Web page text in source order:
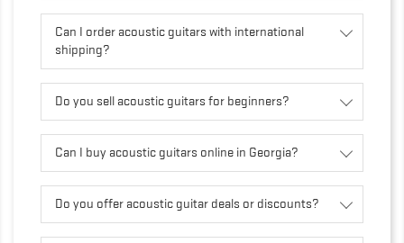
Can I order acoustic guitars with international
shipping?
Do you sell acoustic guitars for beginners?
Can I buy acoustic guitars online in Georgia?
Do you offer acoustic guitar deals or discounts?